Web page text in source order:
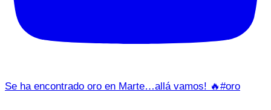
Se ha encontrado oro en Marte…allá vamos! 🔥#oro